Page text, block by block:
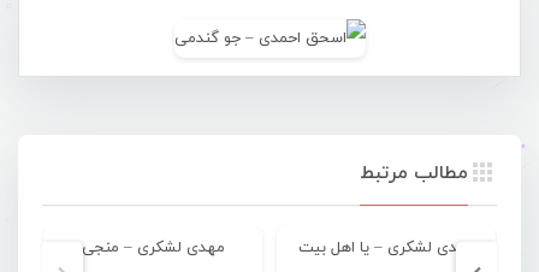
مطالب مرتبط
مهدی لشکری – یا اهل بیت مهدی لشکری – منجی